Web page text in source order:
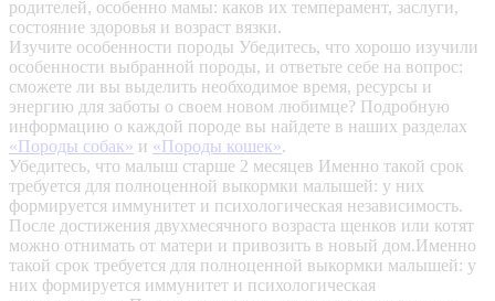
родителей, особенно мамы: каков их темперамент, заслуги,
состояние здоровья и возраст вязки.
Изучите особенности породы Убедитесь, что хорошо изучили
особенности выбранной породы, и ответьте себе на вопрос:
сможете ли вы выделить необходимое время, ресурсы и
энергию для заботы о своем новом любимце? Подробную
информацию о каждой породе вы найдете в наших разделах
«Породы собак» и «Породы кошек».
Убедитесь, что малыш старше 2 месяцев Именно такой срок
требуется для полноценной выкормки малышей: у них
формируется иммунитет и психологическая независимость.
После достижения двухмесячного возраста щенков или котят
можно отнимать от матери и привозить в новый дом.Именно
такой срок требуется для полноценной выкормки малышей: у
них формируется иммунитет и психологическая